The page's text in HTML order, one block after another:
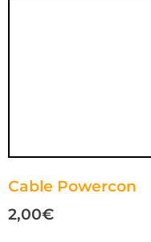
Cable Powercon
2,00€